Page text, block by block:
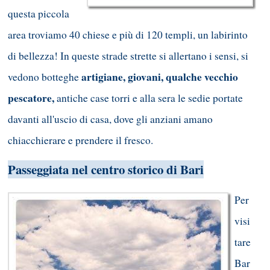
questa piccola
area troviamo 40 chiese e più di 120 templi, un labirinto
di bellezza! In queste strade strette si allertano i sensi, si
vedono bottegheartigiane, giovani, qualche vecchio
pescatore,antiche case torri e alla sera le sedie portate
davanti all'uscio di casa, dove gli anziani amano
chiacchierare e prendere il fresco.
Passeggiata nel centro storico di Bari
Per
visi
tare
Bar